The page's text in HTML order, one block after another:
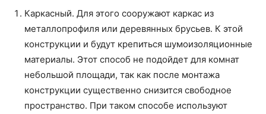
Каркасный. Для этого сооружают каркас из
металлопрофиля или деревянных брусьев. К этой
конструкции и будут крепиться шумоизоляционные
материалы. Этот способ не подойдет для комнат
небольшой площади, так как после монтажа
конструкции существенно снизится свободное
пространство. При таком способе используют